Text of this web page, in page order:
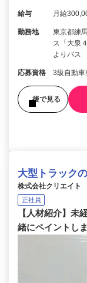
給与 月給
勤務地
東京都練
ス「大泉
よりバス
応募資格 3級自動
後で見る
大型トラック
株式会社クリエイト
正社員
【人材紹介】未
緒にペイントし